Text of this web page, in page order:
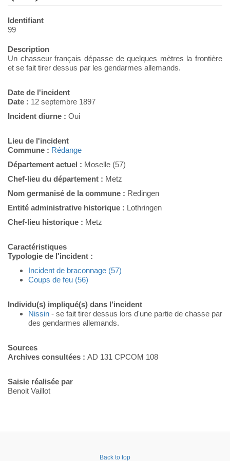
Identifiant
99
Description
Un chasseur français dépasse de quelques mètres la frontière
et se fait tirer dessus par les gendarmes allemands.
Date de l'incident
Date : 12 septembre 1897
Incident diurne : Oui
Lieu de l'incident
Commune : Rédange
Département actuel : Moselle (57)
Chef-lieu du département : Metz
Nom germanisé de la commune : Redingen
Entité administrative historique : Lothringen
Chef-lieu historique : Metz
Caractéristiques
Typologie de l'incident :
Incident de braconnage (57)
Coups de feu (56)
Individu(s) impliqué(s) dans l’incident
Nissin - se fait tirer dessus lors d'une partie de chasse par
des gendarmes allemands.
Sources
Archives consultées : AD 131 CPCOM 108
Saisie réalisée par
Benoit Vaillot
Back to top